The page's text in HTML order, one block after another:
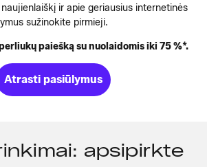
ir apie geriausius internetinės
sužinokite pirmieji.
paiešką su nuolaidomis iki 75 %*.
Atrasti pasiūlymus
apsipirkte